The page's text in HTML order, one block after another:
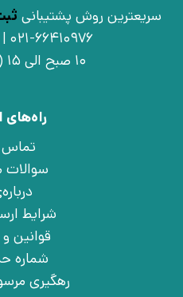
سریعترین روش پشتیبانی
021-66410976 | 09030925756
10 صبح الی 15 (3 بعد از ظهر)
راه‌های
تماس
سوالات
شرایط
قوانین
شماره
رهگیری